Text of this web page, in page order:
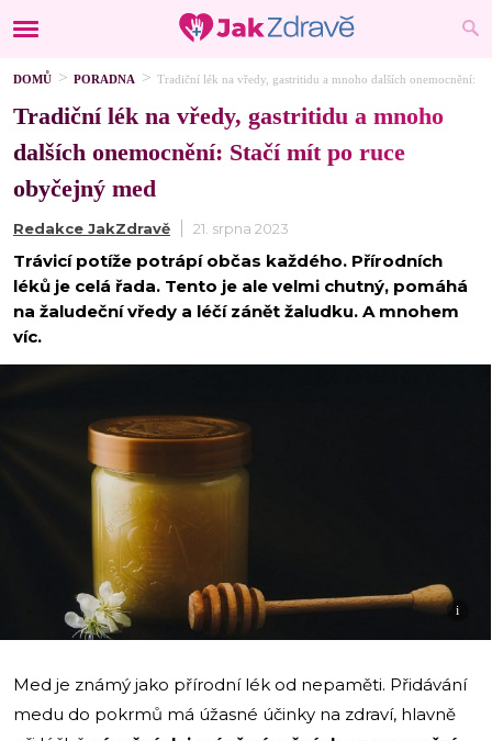
DOMŮ PORADNA Tradiční lék na vředy, gastritidu a mnoho dalších onemocnění:
Tradiční lék na vředy, gastritidu a mnoho
dalších onemocnění: Stačí mít po ruce
obyčejný med
Redakce JakZdravě 21. srpna 2023
Trávicí potíže potrápí občas každého. Přírodních
léků je celá řada. Tento je ale velmi chutný, pomáhá
na žaludeční vředy a léčí zánět žaludku. A mnohem
víc.
i
Med je známý jako přírodní lék od nepaměti. Přidávání
medu do pokrmů má úžasné účinky na zdraví, hlavně